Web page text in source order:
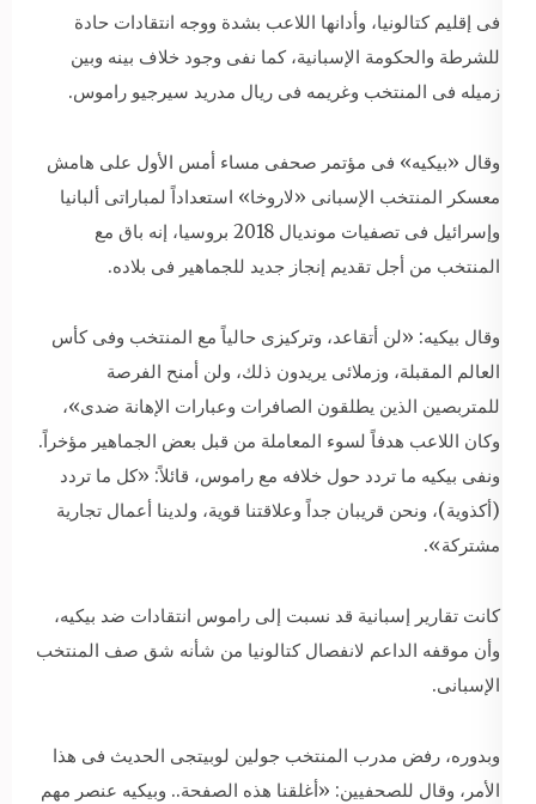
فى إقليم كتالونيا، وأدانها اللاعب بشدة ووجه انتقادات حادة
للشرطة والحكومة الإسبانية، كما نفى وجود خلاف بينه وبين
زميله فى المنتخب وغريمه فى ريال مدريد سيرجيو راموس.
وقال «بيكيه» فى مؤتمر صحفى مساء أمس الأول على هامش
معسكر المنتخب الإسبانى «لاروخا» استعداداً لمباراتى ألبانيا
وإسرائيل فى تصفيات مونديال 2018 بروسيا، إنه باق مع
المنتخب من أجل تقديم إنجاز جديد للجماهير فى بلاده.
وقال بيكيه: «لن أتقاعد، وتركيزى حالياً مع المنتخب وفى كأس
العالم المقبلة، وزملائى يريدون ذلك، ولن أمنح الفرصة
للمتربصين الذين يطلقون الصافرات وعبارات الإهانة ضدى»،
وكان اللاعب هدفاً لسوء المعاملة من قبل بعض الجماهير مؤخراً.
ونفى بيكيه ما تردد حول خلافه مع راموس، قائلاً: «كل ما تردد
(أكذوية)، ونحن قريبان جداً وعلاقتنا قوية، ولدينا أعمال تجارية
مشتركة».
كانت تقارير إسبانية قد نسبت إلى راموس انتقادات ضد بيكيه،
وأن موقفه الداعم لانفصال كتالونيا من شأنه شق صف المنتخب
الإسبانى.
وبدوره، رفض مدرب المنتخب جولين لوبيتجى الحديث فى هذا
الأمر، وقال للصحفيين: «أغلقنا هذه الصفحة.. وبيكيه عنصر مهم